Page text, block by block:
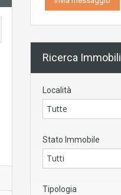
Ricerca Immobili
Località
Tutte
Stato Immobile
Tutti
Tipologia